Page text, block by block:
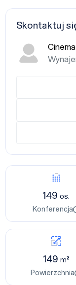
149os.
Konferencja
149m²
Powierzchnia
Skontaktuj